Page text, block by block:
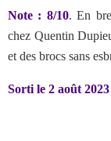
Note : 8/10. En
chez Quentin
et des brocs sans
Sorti le 2 août